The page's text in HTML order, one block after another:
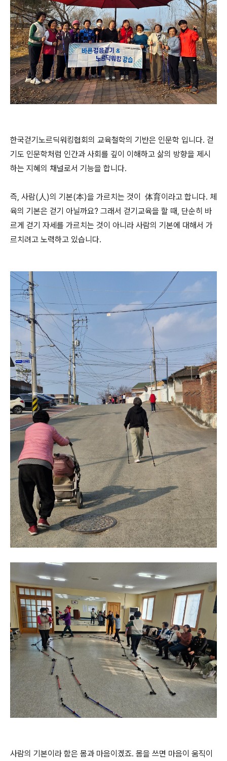
한국걷기노르딕워킹협회의 교육철학의 기반은 인문학 입니다. 걷
기도 인문학처럼 인간과 사회를 깊이 이해하고 삶의 방향을 제시
하는 지혜의 채널로서 기능을 합니다.
즉, 사람(人)의 기본(本)을 가르치는 것이 体育이라고 합니다. 체
육의 기본은 걷기 아닐까요? 그래서 걷기교육을 할 때, 단순히 바
르게 걷기 자세를 가르치는 것이 아니라 사람의 기본에 대해서 가
르치려고 노력하고 있습니다.
사람의 기본이라 함은 몸과 마음이겠죠. 몸을 쓰면 마음이 움직이